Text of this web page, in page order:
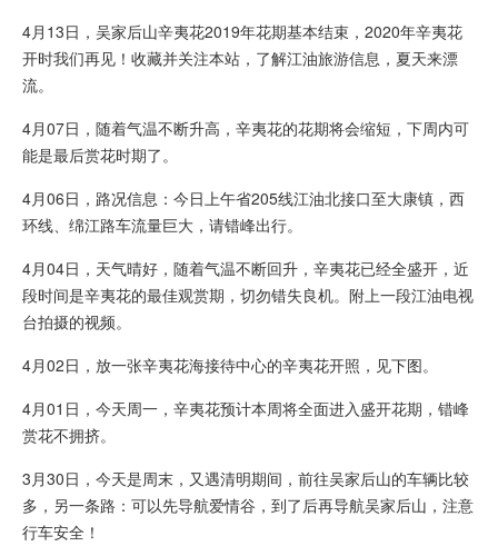
4月13日，吴家后山辛夷花2019年花期基本结束，2020年辛夷花
开时我们再见！收藏并关注本站，了解江油旅游信息，夏天来漂
流。
4月07日，随着气温不断升高，辛夷花的花期将会缩短，下周内可
能是最后赏花时期了。
4月06日，路况信息：今日上午省205线江油北接口至大康镇，西
环线、绵江路车流量巨大，请错峰出行。
4月04日，天气晴好，随着气温不断回升，辛夷花已经全盛开，近
段时间是辛夷花的最佳观赏期，切勿错失良机。附上一段江油电视
台拍摄的视频。
4月02日，放一张辛夷花海接待中心的辛夷花开照，见下图。
4月01日，今天周一，辛夷花预计本周将全面进入盛开花期，错峰
赏花不拥挤。
3月30日，今天是周末，又遇清明期间，前往吴家后山的车辆比较
多，另一条路：可以先导航爱情谷 ，到了后再导航吴家后山，注意
行车安全！